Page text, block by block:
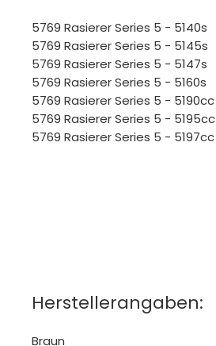
5769 Rasierer Series 5 - 5140s
5769 Rasierer Series 5 - 5145s
5769 Rasierer Series 5 - 5147s
5769 Rasierer Series 5 - 5160s
5769 Rasierer Series 5 - 5190cc
5769 Rasierer Series 5 - 5195cc
5769 Rasierer Series 5 - 5197cc
Herstellerangaben:
Braun